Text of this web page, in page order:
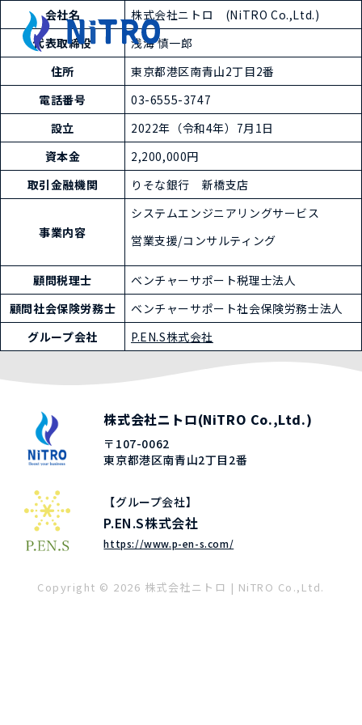
会社名
株式会社ニトロ (NiTRO Co.,Ltd.)
代表取締役
浅海 慎一郎
住所
東京都港区南青山2丁目2番
電話番号
03-6555-3747
設立
2022年（令和4年）7月1日
資本金
2,200,000円
取引金融機関
りそな銀行 新橋支店
事業内容
システムエンジニアリングサービス
営業支援/コンサルティング
顧問税理士
ベンチャーサポート税理士法人
顧問社会保険労務士
ベンチャーサポート社会保険労務士法人
グループ会社
P.EN.S株式会社
株式会社ニトロ(NiTRO Co.,Ltd.)
〒107-0062
東京都港区南青山2丁目2番
【グループ会社】
P.EN.S株式会社
https://www.p-en-s.com/
Copyright © 2026 株式会社ニトロ | NiTRO Co.,Ltd.